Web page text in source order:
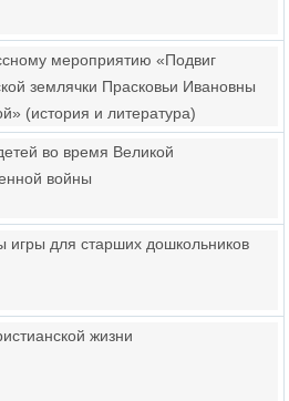
мероприятию «Подвиг
землячки Прасковьи Ивановны
(история и литература)
во время Великой
войны
игры для старших дошкольников
жизни